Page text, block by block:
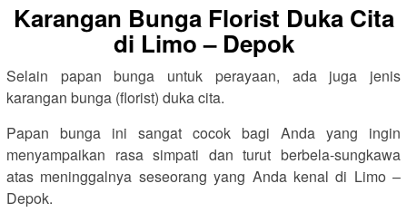
Karangan Bunga Florist Duka Cita
di Limo – Depok
Selain papan bunga untuk perayaan, ada juga jenis
karangan bunga (florist) duka cita.
Papan bunga ini sangat cocok bagi Anda yang ingin
menyampaikan rasa simpati dan turut berbela-sungkawa
atas meninggalnya seseorang yang Anda kenal di Limo –
Depok.